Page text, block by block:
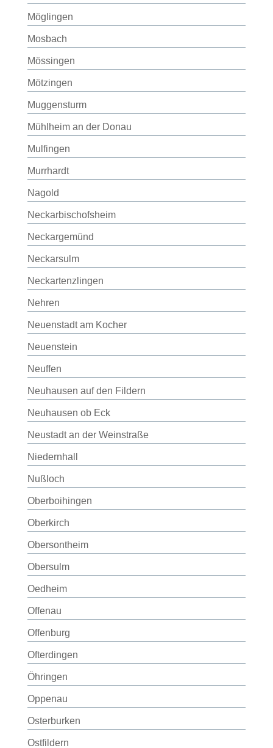
Möglingen
Mosbach
Mössingen
Mötzingen
Muggensturm
Mühlheim an der Donau
Mulfingen
Murrhardt
Nagold
Neckarbischofsheim
Neckargemünd
Neckarsulm
Neckartenzlingen
Nehren
Neuenstadt am Kocher
Neuenstein
Neuffen
Neuhausen auf den Fildern
Neuhausen ob Eck
Neustadt an der Weinstraße
Niedernhall
Nußloch
Oberboihingen
Oberkirch
Obersontheim
Obersulm
Oedheim
Offenau
Offenburg
Ofterdingen
Öhringen
Oppenau
Osterburken
Ostfildern